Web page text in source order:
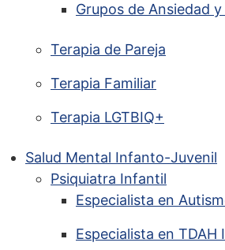
Grupos de Ansiedad
Terapia de Pareja
Terapia Familiar
Terapia LGTBIQ+
Salud Mental Infanto-Juvenil
Psiquiatra Infantil
Especialista en
Especialista en TDAH